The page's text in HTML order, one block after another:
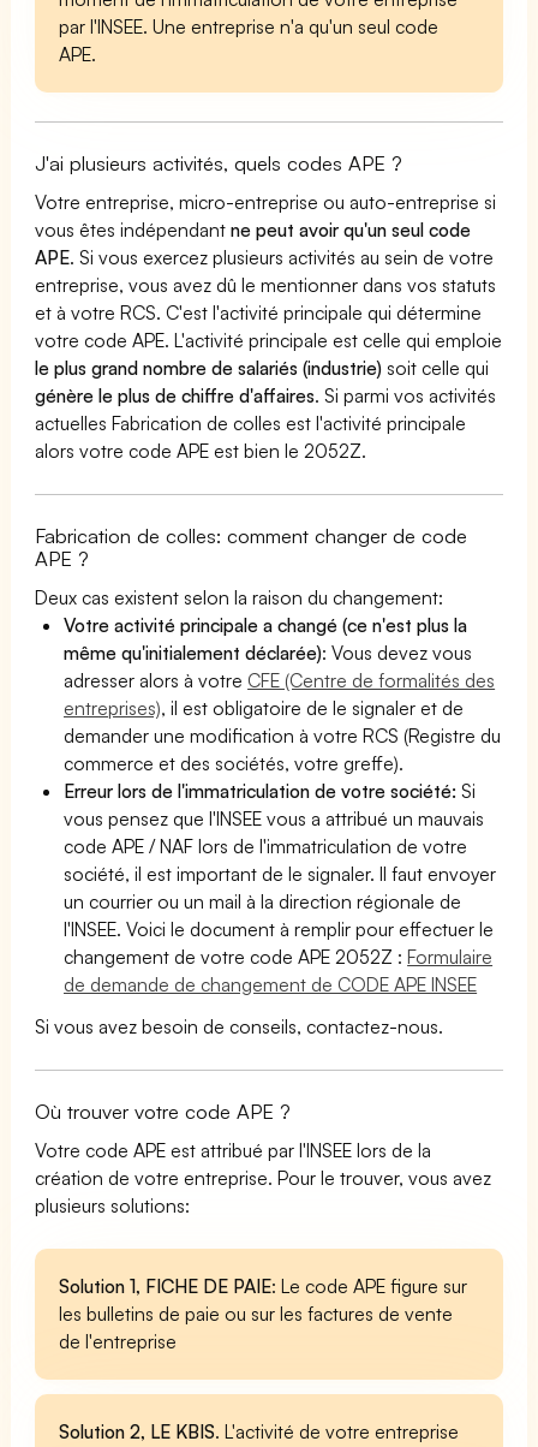
par l'INSEE. Une entreprise n'a qu'un seul code
APE.
J'ai plusieurs activités, quels codes APE ?
Votre entreprise, micro-entreprise ou auto-entreprise si
vous êtes indépendantne peut avoir qu'un seul code
APE. Si vous exercez plusieurs activités au sein de votre
entreprise, vous avez dû le mentionner dans vos statuts
et à votre RCS. C'est l'activité principale qui détermine
votre code APE. L'activité principale est celle qui emploie
le plus grand nombre de salariés (industrie) soit celle qui
génère le plus de chiffre d'affaires. Si parmi vos activités
actuelles Fabrication de colles est l'activité principale
alors votre code APE est bien le 2052Z.
Fabrication de colles: comment changer de code
APE ?
Deux cas existent selon la raison du changement:
Votre activité principale a changé (ce n'est plus la
même qu'initialement déclarée): Vous devez vous
adresser alors à votre CFE (Centre de formalités des
entreprises), il est obligatoire de le signaler et de
demander une modification à votre RCS (Registre du
commerce et des sociétés, votre greffe).
Erreur lors de l'immatriculation de votre société:Si
vous pensez que l'INSEE vous a attribué un mauvais
code APE / NAF lors de l'immatriculation de votre
société, il est important de le signaler. Il faut envoyer
un courrier ou un mail à la direction régionale de
l'INSEE. Voici le document à remplir pour effectuer le
changement de votre code APE 2052Z :Formulaire
de demande de changement de CODE APE INSEE
Si vous avez besoin de conseils, contactez-nous.
Où trouver votre code APE ?
Votre code APE est attribué par l'INSEE lors de la
création de votre entreprise. Pour le trouver, vous avez
plusieurs solutions:
Solution 1, FICHE DE PAIE: Le code APE figure sur
les bulletins de paie ou sur les factures de vente
de l'entreprise
Solution 2, LE KBIS. L'activité de votre entreprise